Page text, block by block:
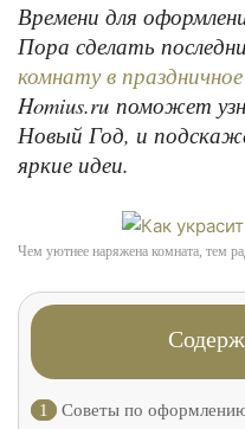
Времени для
Пора сделать
комнату в
Homius.ru поможет
Новый Год, и
яркие идеи.
Чем уютнее наряжена комната, тем
1
Советы по